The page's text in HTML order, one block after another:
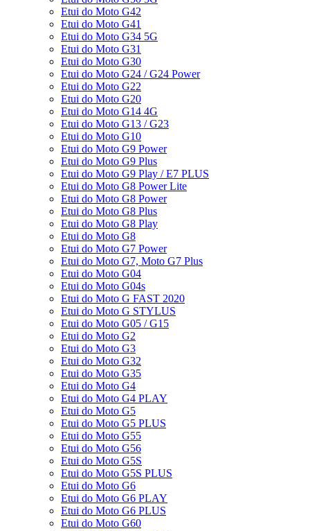
Etui do Moto G42
Etui do Moto G41
Etui do Moto G34 5G
Etui do Moto G31
Etui do Moto G30
Etui do Moto G24 / G24 Power
Etui do Moto G22
Etui do Moto G20
Etui do Moto G14 4G
Etui do Moto G13 / G23
Etui do Moto G10
Etui do Moto G9 Power
Etui do Moto G9 Plus
Etui do Moto G9 Play / E7 PLUS
Etui do Moto G8 Power Lite
Etui do Moto G8 Power
Etui do Moto G8 Plus
Etui do Moto G8 Play
Etui do Moto G8
Etui do Moto G7 Power
Etui do Moto G7, Moto G7 Plus
Etui do Moto G04
Etui do Moto G04s
Etui do Moto G FAST 2020
Etui do Moto G STYLUS
Etui do Moto G05 / G15
Etui do Moto G2
Etui do Moto G3
Etui do Moto G32
Etui do Moto G35
Etui do Moto G4
Etui do Moto G4 PLAY
Etui do Moto G5
Etui do Moto G5 PLUS
Etui do Moto G55
Etui do Moto G56
Etui do Moto G5S
Etui do Moto G5S PLUS
Etui do Moto G6
Etui do Moto G6 PLAY
Etui do Moto G6 PLUS
Etui do Moto G60